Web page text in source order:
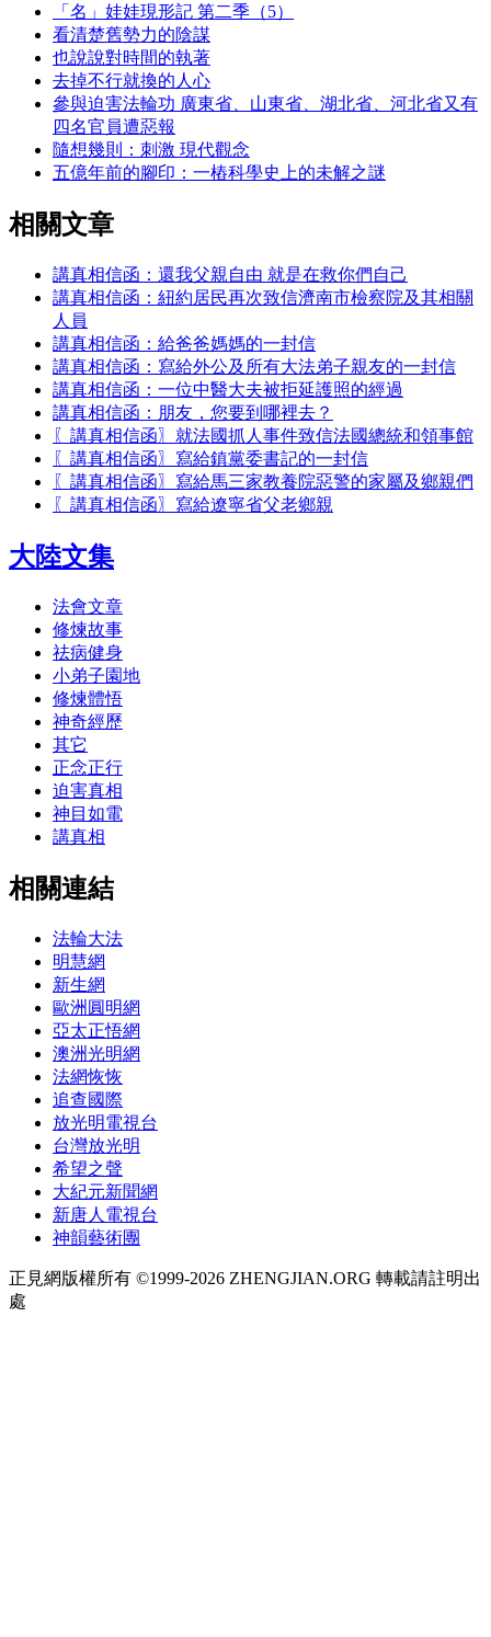
「名」娃娃現形記 第二季（5）
看清楚舊勢力的陰謀
也說說對時間的執著
去掉不行就換的人心
參與迫害法輪功 廣東省、山東省、湖北省、河北省又有
四名官員遭惡報
隨想幾則：刺激 現代觀念
五億年前的腳印：一樁科學史上的未解之謎
相關文章
講真相信函：還我父親自由 就是在救你們自己
講真相信函：紐約居民再次致信濟南市檢察院及其相關
人員
講真相信函：給爸爸媽媽的一封信
講真相信函：寫給外公及所有大法弟子親友的一封信
講真相信函：一位中醫大夫被拒延護照的經過
講真相信函：朋友，您要到哪裡去？
〖講真相信函〗就法國抓人事件致信法國總統和領事館
〖講真相信函〗寫給鎮黨委書記的一封信
〖講真相信函〗寫給馬三家教養院惡警的家屬及鄉親們
〖講真相信函〗寫給遼寧省父老鄉親
大陸文集
法會文章
修煉故事
祛病健身
小弟子園地
修煉體悟
神奇經歷
其它
正念正行
迫害真相
神目如電
講真相
相關連結
法輪大法
明慧網
新生網
歐洲圓明網
亞太正悟網
澳洲光明網
法網恢恢
追查國際
放光明電視台
台灣放光明
希望之聲
大紀元新聞網
新唐人電視台
神韻藝術團
正見網版權所有 ©1999-2026 ZHENGJIAN.ORG 轉載請註明出
處